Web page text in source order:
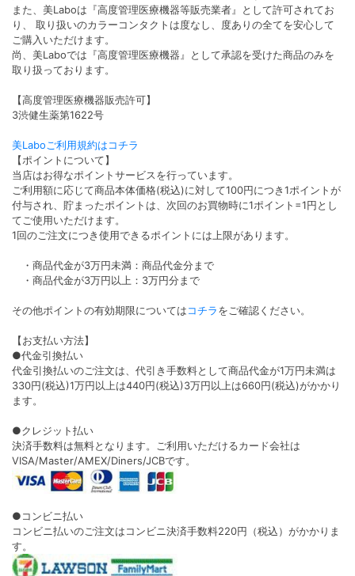
また、美Laboは『高度管理医療機器等販売業者』として許可されてお
り、 取り扱いのカラーコンタクトは度なし、度ありの全てを安心して
ご購入いただけます。
尚、美Laboでは『高度管理医療機器』として承認を受けた商品のみを
取り扱っております。
【高度管理医療機器販売許可】
3渋健生薬第1622号
美Laboご利用規約はコチラ
【ポイントについて】
当店はお得なポイントサービスを行っています。
ご利用額に応じて商品本体価格(税込)に対して100円につき1ポイントが
付与され、貯まったポイントは、次回のお買物時に1ポイント=1円とし
てご使用いただけます。
1回のご注文につき使用できるポイントには上限があります。
・商品代金が3万円未満：商品代金分まで
・商品代金が3万円以上：3万円分まで
その他ポイントの有効期限についてはコチラをご確認ください。
【お支払い方法】
●代金引換払い
代金引換払いのご注文は、代引き手数料として商品代金が1万円未満は
330円(税込)1万円以上は440円(税込)3万円以上は660円(税込)がかかり
ます。
●クレジット払い
決済手数料は無料となります。ご利用いただけるカード会社は
VISA/Master/AMEX/Diners/JCBです。
●コンビニ払い
コンビニ払いのご注文はコンビニ決済手数料220円（税込）がかかりま
す。